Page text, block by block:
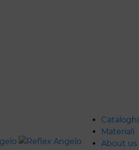
Cataloghi
Materiali
About us